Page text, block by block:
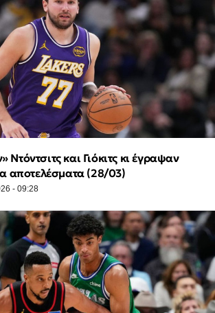
και Γιόκιτς κι έγραψαν
αποτελέσματα (28/03)
- 09:28